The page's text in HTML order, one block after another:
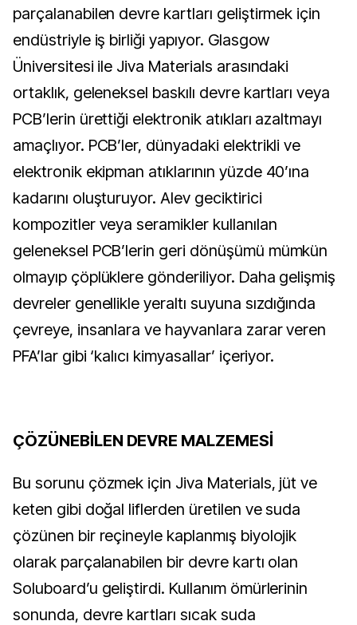
parçalanabilen devre kartları geliştirmek için
endüstriyle iş birliği yapıyor. Glasgow
Üniversitesi ile Jiva Materials arasındaki
ortaklık, geleneksel baskılı devre kartları veya
PCB’lerin ürettiği elektronik atıkları azaltmayı
amaçlıyor. PCB’ler, dünyadaki elektrikli ve
elektronik ekipman atıklarının yüzde 40’ına
kadarını oluşturuyor. Alev geciktirici
kompozitler veya seramikler kullanılan
geleneksel PCB’lerin geri dönüşümü mümkün
olmayıp çöplüklere gönderiliyor. Daha gelişmiş
devreler genellikle yeraltı suyuna sızdığında
çevreye, insanlara ve hayvanlara zarar veren
PFA’lar gibi ‘kalıcı kimyasallar’ içeriyor.
ÇÖZÜNEBİLEN DEVRE MALZEMESİ
Bu sorunu çözmek için Jiva Materials, jüt ve
keten gibi doğal liflerden üretilen ve suda
çözünen bir reçineyle kaplanmış biyolojik
olarak parçalanabilen bir devre kartı olan
Soluboard’u geliştirdi. Kullanım ömürlerinin
sonunda, devre kartları sıcak suda